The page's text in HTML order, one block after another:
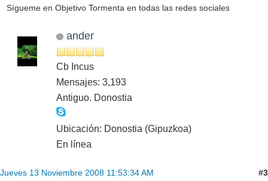
Sígueme en Objetivo Tormenta en todas las redes sociales
ander
Cb Incus
Mensajes: 3,193
Antiguo. Donostia
Ubicación: Donostia (Gipuzkoa)
En línea
Jueves 13 Noviembre 2008 11:53:34 AM #3